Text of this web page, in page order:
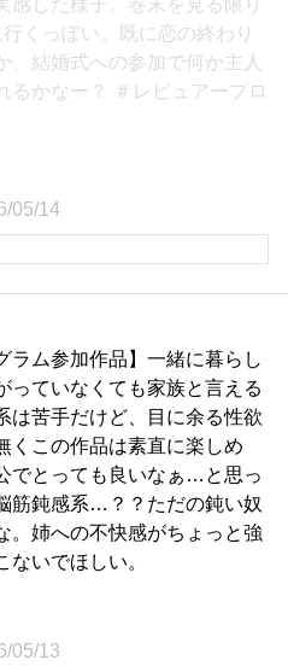
感した様子。巻末を見る限り
くっぽい。既に恋の終わり
、結婚式への参加で何か主人
るかなー？ ＃レビュアープロ
05/14
ラム参加作品】一緒に暮らし
っていなくても家族と言える
は苦手だけど、目に余る性欲
くこの作品は素直に楽しめ
でとっても良いなぁ…と思っ
筋鈍感系…？？ただの鈍い奴
。姉への不快感がちょっと強
ないでほしい。
05/13